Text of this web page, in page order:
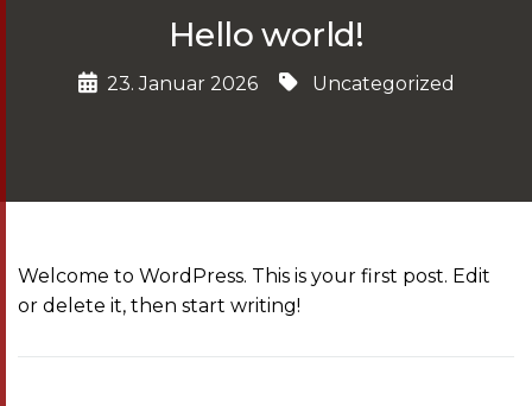
Hello world!
23. Januar 2026 Uncategorized
Welcome to WordPress. This is your first post. Edit
or delete it, then start writing!